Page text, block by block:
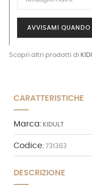
AVVISAMI QUANDO
Scopri altri prodotti di
CARATTERISTICHE
Marca: KIDULT
Codice: 731363
DESCRIZIONE